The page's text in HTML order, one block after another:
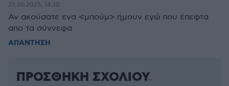
23.06.2025, 14:30
Αν ακούσατε ενα <μπούμ> ήμουν εγώ που έπεφτα
απο τα σύννεφα
ΑΠΑΝΤΗΣΗ
ΠΡΟΣΘΗΚΗ ΣΧΟΛΙΟΥ